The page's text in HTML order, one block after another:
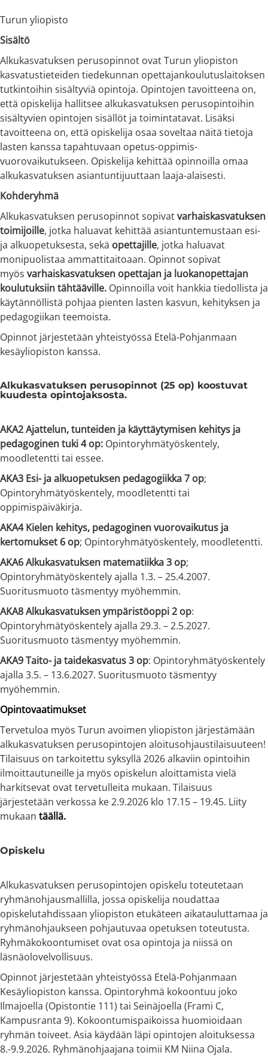
Turun yliopisto
Sisältö
Alkukasvatuksen perusopinnot ovat Turun yliopiston
kasvatustieteiden tiedekunnan opettajankoulutuslaitoksen
tutkintoihin sisältyviä opintoja. Opintojen tavoitteena on,
että opiskelija hallitsee alkukasvatuksen perusopintoihin
sisältyvien opintojen sisällöt ja toimintatavat. Lisäksi
tavoitteena on, että opiskelija osaa soveltaa näitä tietoja
lasten kanssa tapahtuvaan opetus-oppimis-
vuorovaikutukseen. Opiskelija kehittää opinnoilla omaa
alkukasvatuksen asiantuntijuuttaan laaja-alaisesti.
Kohderyhmä
Alkukasvatuksen perusopinnot sopivatvarhaiskasvatuksen
toimijoille, jotka haluavat kehittää asiantuntemustaan esi-
ja alkuopetuksesta, sekä opettajille, jotka haluavat
monipuolistaa ammattitaitoaan. Opinnot sopivat
myös varhaiskasvatuksen opettajan ja luokanopettajan
koulutuksiin tähtääville. Opinnoilla voit hankkia tiedollista ja
käytännöllistä pohjaa pienten lasten kasvun, kehityksen ja
pedagogiikan teemoista.
Opinnot järjestetään yhteistyössä Etelä-Pohjanmaan
kesäyliopiston kanssa.
Alkukasvatuksen perusopinnot (25 op) koostuvat
kuudesta opintojaksosta.
AKA2 Ajattelun, tunteiden ja käyttäytymisen kehitys ja
pedagoginen tuki 4 op: Opintoryhmätyöskentely,
moodletentti tai essee.
AKA3 Esi- ja alkuopetuksen pedagogiikka 7 op;
Opintoryhmätyöskentely, moodletentti tai
oppimispäiväkirja.
AKA4 Kielen kehitys, pedagoginen vuorovaikutus ja
kertomukset 6 op; Opintoryhmätyöskentely, moodletentti.
AKA6 Alkukasvatuksen matematiikka 3 op;
Opintoryhmätyöskentely ajalla 1.3. – 25.4.2007.
Suoritusmuoto täsmentyy myöhemmin.
AKA8 Alkukasvatuksen ympäristöoppi 2 op:
Opintoryhmätyöskentely ajalla 29.3. – 2.5.2027.
Suoritusmuoto täsmentyy myöhemmin.
AKA9 Taito- ja taidekasvatus 3 op: Opintoryhmätyöskentely
ajalla 3.5. – 13.6.2027. Suoritusmuoto täsmentyy
myöhemmin.
Opintovaatimukset
Tervetuloa myös Turun avoimen yliopiston järjestämään
alkukasvatuksen perusopintojen aloitusohjaustilaisuuteen!
Tilaisuus on tarkoitettu syksyllä 2026 alkaviin opintoihin
ilmoittautuneille ja myös opiskelun aloittamista vielä
harkitsevat ovat tervetulleita mukaan. Tilaisuus
järjestetään verkossa ke 2.9.2026 klo 17.15 – 19.45. Liity
mukaan täällä.
Opiskelu
Alkukasvatuksen perusopintojen opiskelu toteutetaan
ryhmänohjausmallilla, jossa opiskelija noudattaa
opiskelutahdissaan yliopiston etukäteen aikatauluttamaa ja
ryhmänohjaukseen pohjautuvaa opetuksen toteutusta.
Ryhmäkokoontumiset ovat osa opintoja ja niissä on
läsnäolovelvollisuus.
Opinnot järjestetään yhteistyössä Etelä-Pohjanmaan
Kesäyliopiston kanssa. Opintoryhmä kokoontuu joko
Ilmajoella (Opistontie 111) tai Seinäjoella (Frami C,
Kampusranta 9). Kokoontumispaikoissa huomioidaan
ryhmän toiveet. Asia käydään läpi opintojen aloituksessa
8.-9.9.2026. Ryhmänohjaajana toimii KM Niina Ojala.